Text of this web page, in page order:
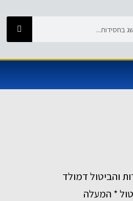
והביטול דמולד
* המעלה